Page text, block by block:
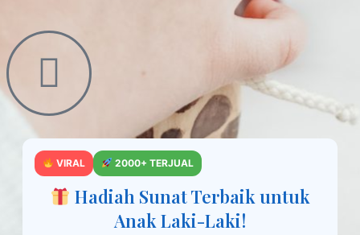
VIRAL 2000+ TERJUAL
Hadiah Sunat Terbaik untuk
Anak Laki-Laki!